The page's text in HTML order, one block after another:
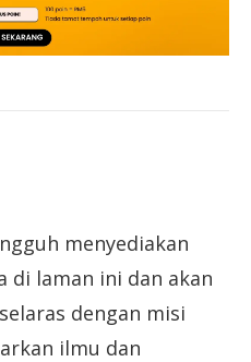
menyediakan
di laman ini dan akan
dengan misi
ilmu dan